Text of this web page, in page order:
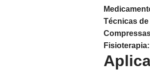
Técnicas
Fisioterapia: